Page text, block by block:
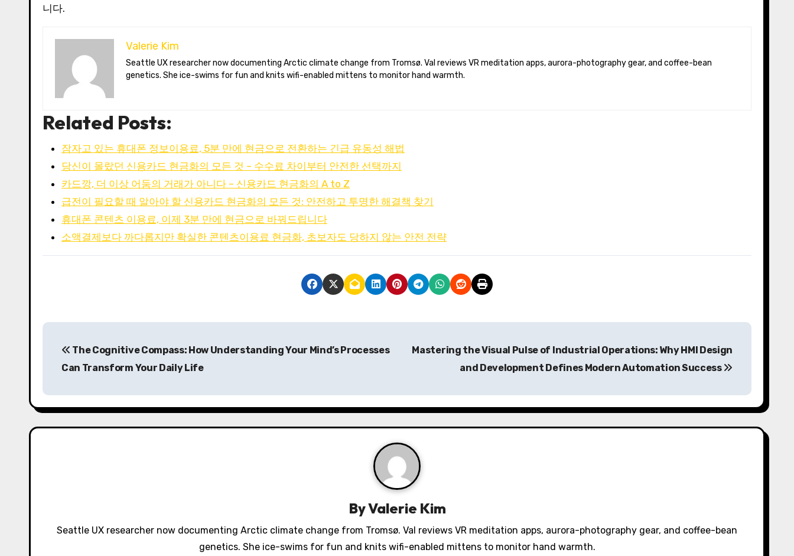
니다.
Valerie Kim
Seattle UX researcher now documenting Arctic climate change from Tromsø. Val reviews VR meditation apps, aurora-photography gear, and coffee-bean
genetics. She ice-swims for fun and knits wifi-enabled mittens to monitor hand warmth.
Related Posts:
잠자고 있는 휴대폰 정보이용료, 5분 만에 현금으로 전환하는 긴급 유동성 해법
당신이 몰랐던 신용카드 현금화의 모든 것 – 수수료 차이부터 안전한 선택까지
카드깡, 더 이상 어둠의 거래가 아니다 – 신용카드 현금화의 A to Z
급전이 필요할 때 알아야 할 신용카드 현금화의 모든 것: 안전하고 투명한 해결책 찾기
휴대폰 콘텐츠 이용료, 이제 3분 만에 현금으로 바꿔드립니다
소액결제보다 까다롭지만 확실한 콘텐츠이용료 현금화, 초보자도 당하지 않는 안전 전략
P
t
n
The Cognitive Compass: How Understanding Your Mind’s Processes
Can Transform Your Daily Life
Mastering the Visual Pulse of Industrial Operations: Why HMI Design
and Development Defines Modern Automation Success
ByValerie Kim
Seattle UX researcher now documenting Arctic climate change from Tromsø. Val reviews VR meditation apps, aurora-photography gear, and coffee-bean
genetics. She ice-swims for fun and knits wifi-enabled mittens to monitor hand warmth.